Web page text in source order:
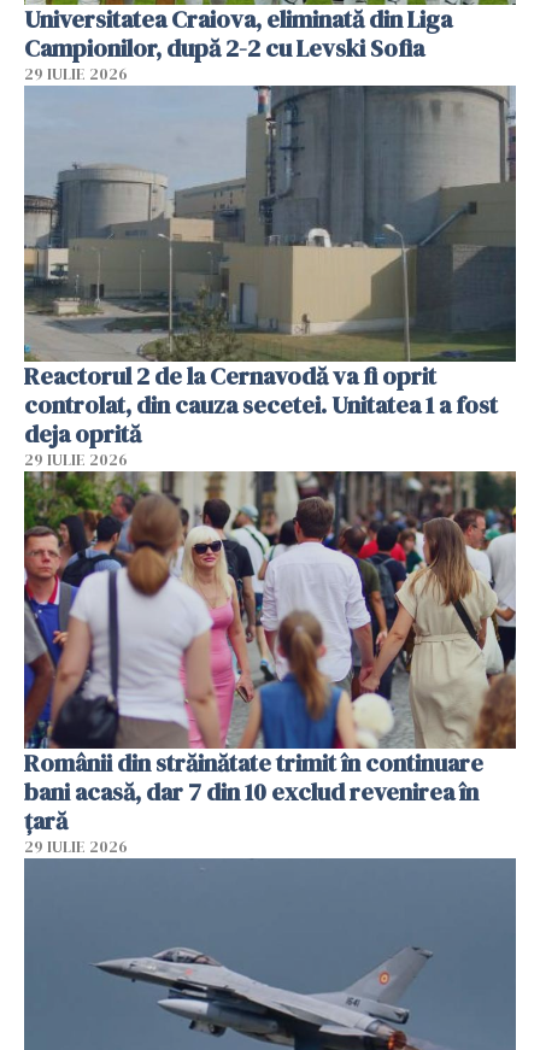
Universitatea Craiova, eliminată din Liga
Campionilor, după 2-2 cu Levski Sofia
29 IULIE 2026
Reactorul 2 de la Cernavodă va fi oprit
controlat, din cauza secetei. Unitatea 1 a fost
deja oprită
29 IULIE 2026
Românii din străinătate trimit în continuare
bani acasă, dar 7 din 10 exclud revenirea în
țară
29 IULIE 2026